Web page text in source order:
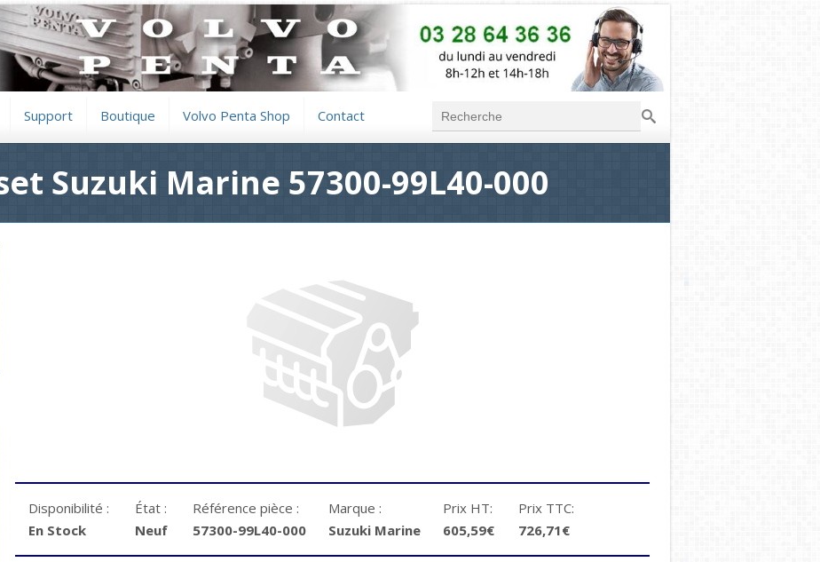
Support Boutique Volvo Penta Shop Contact
Formulaire de
recherche
Recherche
Suzuki Marine 57300-99L40-000
Disponibilité :
En Stock
État :
Neuf
Référence pièce :
57300-99L40-000
Marque :
Suzuki Marine
Prix HT:
605,59€
Prix TTC:
726,71€